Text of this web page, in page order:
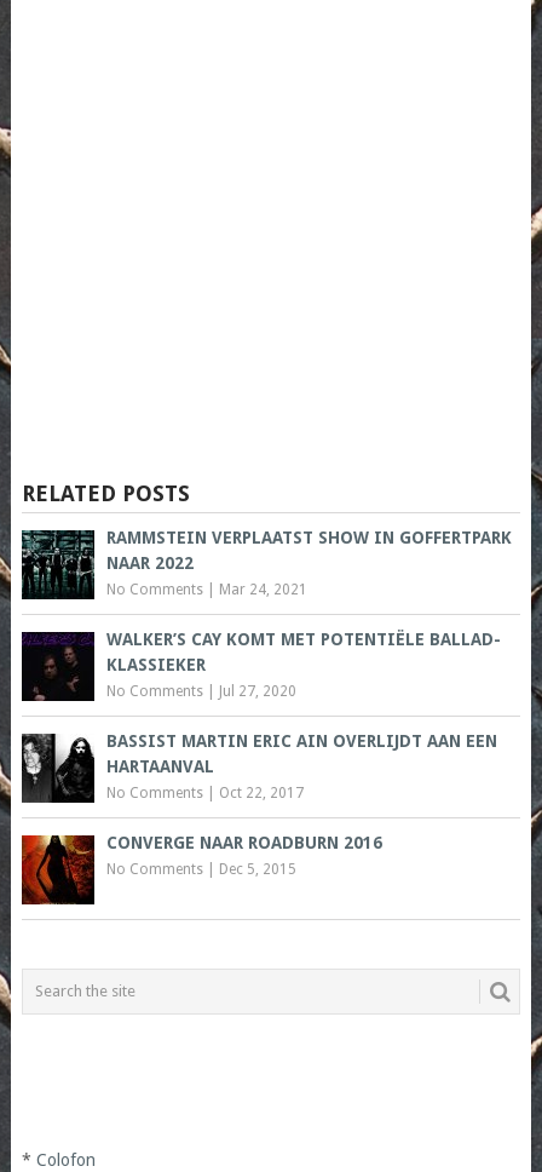
RELATED POSTS
RAMMSTEIN VERPLAATST SHOW IN GOFFERTPARK
NAAR 2022
No Comments| Mar 24, 2021
WALKER’S CAY KOMT MET POTENTIËLE BALLAD-
KLASSIEKER
No Comments| Jul 27, 2020
BASSIST MARTIN ERIC AIN OVERLIJDT AAN EEN
HARTAANVAL
No Comments| Oct 22, 2017
CONVERGE NAAR ROADBURN 2016
No Comments| Dec 5, 2015
* Colofon